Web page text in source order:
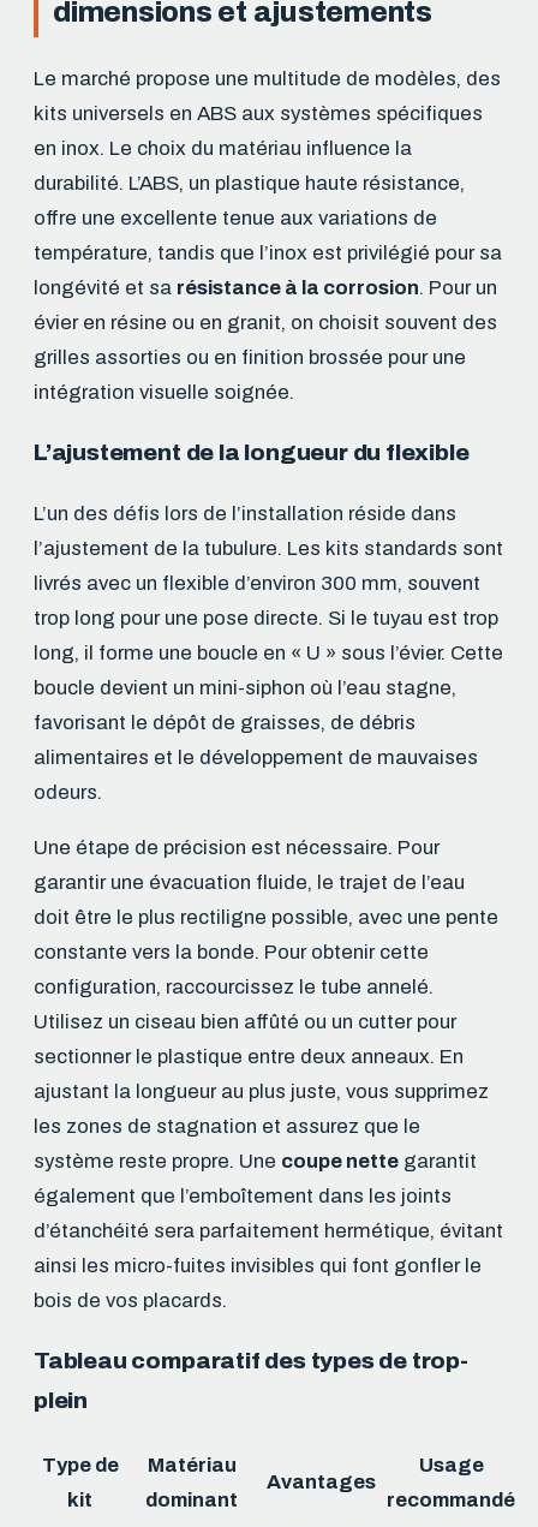
dimensions et ajustements
Le marché propose une multitude de modèles, des
kits universels en ABS aux systèmes spécifiques
en inox. Le choix du matériau influence la
durabilité. L’ABS, un plastique haute résistance,
offre une excellente tenue aux variations de
température, tandis que l’inox est privilégié pour sa
longévité et sa résistance à la corrosion. Pour un
évier en résine ou en granit, on choisit souvent des
grilles assorties ou en finition brossée pour une
intégration visuelle soignée.
L’ajustement de la longueur du flexible
L’un des défis lors de l’installation réside dans
l’ajustement de la tubulure. Les kits standards sont
livrés avec un flexible d’environ 300 mm, souvent
trop long pour une pose directe. Si le tuyau est trop
long, il forme une boucle en « U » sous l’évier. Cette
boucle devient un mini-siphon où l’eau stagne,
favorisant le dépôt de graisses, de débris
alimentaires et le développement de mauvaises
odeurs.
Une étape de précision est nécessaire. Pour
garantir une évacuation fluide, le trajet de l’eau
doit être le plus rectiligne possible, avec une pente
constante vers la bonde. Pour obtenir cette
configuration, raccourcissez le tube annelé.
Utilisez un ciseau bien affûté ou un cutter pour
sectionner le plastique entre deux anneaux. En
ajustant la longueur au plus juste, vous supprimez
les zones de stagnation et assurez que le
système reste propre. Une coupe nette garantit
également que l’emboîtement dans les joints
d’étanchéité sera parfaitement hermétique, évitant
ainsi les micro-fuites invisibles qui font gonfler le
bois de vos placards.
Tableau comparatif des types de trop-
plein
Type de
kit
Matériau
dominant
Avantages
Usage
recommandé